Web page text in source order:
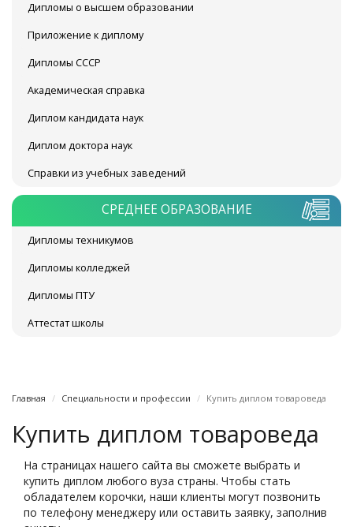
Дипломы о высшем образовании
Приложение к диплому
Дипломы СССР
Академическая справка
Диплом кандидата наук
Диплом доктора наук
Справки из учебных заведений
СРЕДНЕЕ ОБРАЗОВАНИЕ
Дипломы техникумов
Дипломы колледжей
Дипломы ПТУ
Аттестат школы
Главная Специальности и профессии Купить диплом товароведа
Купить диплом товароведа
На страницах нашего сайта вы сможете выбрать и
купить диплом любого вуза страны. Чтобы стать
обладателем корочки, наши клиенты могут позвонить
по телефону менеджеру или оставить заявку, заполнив